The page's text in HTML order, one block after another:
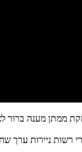
ברור לצורך
ערך שחקרו